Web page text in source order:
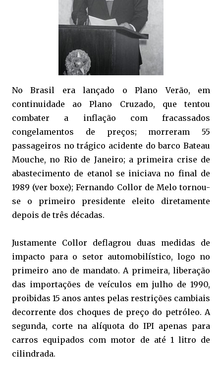
No Brasil era lançado o Plano Verão, em
continuidade ao Plano Cruzado, que tentou
combater a inflação com fracassados
congelamentos de preços; morreram 55
passageiros no trágico acidente do barco Bateau
Mouche, no Rio de Janeiro; a primeira crise de
abastecimento de etanol se iniciava no final de
1989 (ver boxe); Fernando Collor de Melo tornou-
se o primeiro presidente eleito diretamente
depois de três décadas.
Justamente Collor deflagrou duas medidas de
impacto para o setor automobilístico, logo no
primeiro ano de mandato. A primeira, liberação
das importações de veículos em julho de 1990,
proibidas 15 anos antes pelas restrições cambiais
decorrente dos choques de preço do petróleo. A
segunda, corte na alíquota do IPI apenas para
carros equipados com motor de até 1 litro de
cilindrada.